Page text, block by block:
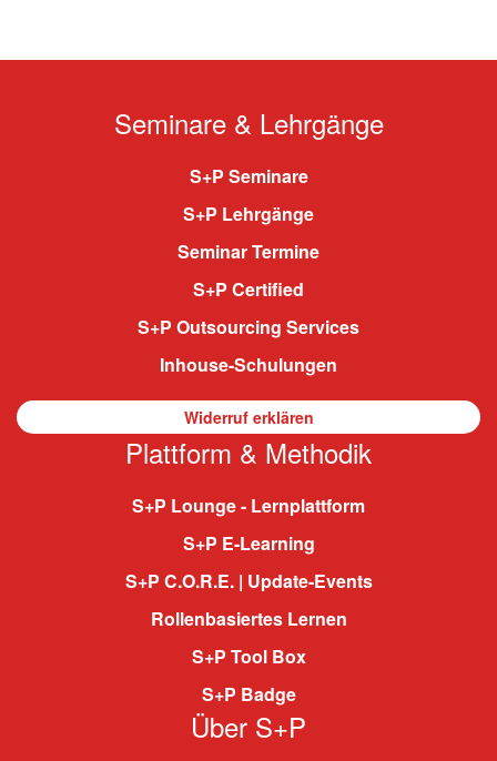
Seminare & Lehrgänge
S+P Seminare
S+P Lehrgänge
Seminar Termine
S+P Certified
S+P Outsourcing Services
Inhouse-Schulungen
Widerruf erklären
Plattform & Methodik
S+P Lounge - Lernplattform
S+P E-Learning
S+P C.O.R.E. | Update-Events
Rollenbasiertes Lernen
S+P Tool Box
S+P Badge
Über S+P